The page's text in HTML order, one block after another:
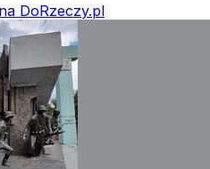
DoRzeczy.pl